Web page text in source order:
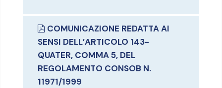
COMUNICAZIONE REDATTA AI
SENSI DELL’ARTICOLO 143-
QUATER, COMMA 5, DEL
REGOLAMENTO CONSOB N.
11971/1999